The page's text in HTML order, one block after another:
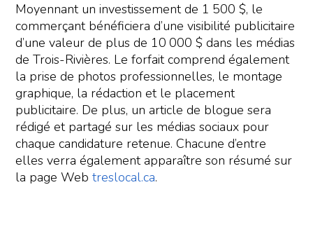
Moyennant un investissement de 1 500 $, le
commerçant bénéficiera d’une visibilité publicitaire
d’une valeur de plus de 10 000 $ dans les médias
de Trois-Rivières. Le forfait comprend également
la prise de photos professionnelles, le montage
graphique, la rédaction et le placement
publicitaire. De plus, un article de blogue sera
rédigé et partagé sur les médias sociaux pour
chaque candidature retenue. Chacune d’entre
elles verra également apparaître son résumé sur
la page Webtreslocal.ca.